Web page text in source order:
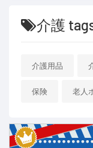
介護
介護用品
保険 老人